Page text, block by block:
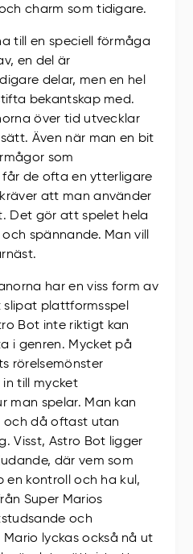
charm som tidigare.
till en speciell förmåga
en del är
delar, men en hel
bekantskap med.
över tid utvecklar
Även när man en bit
som
de ofta en ytterligare
att man använder
Det gör att spelet hela
spännande. Man vill
har en viss form av
plattformsspel
Bot inte riktigt kan
i genren. Mycket på
rörelsemönster
till mycket
man spelar. Man kan
och då oftast utan
Visst, Astro Bot ligger
där vem som
en kontroll och ha kul,
Super Marios
och
lyckas också nå ut